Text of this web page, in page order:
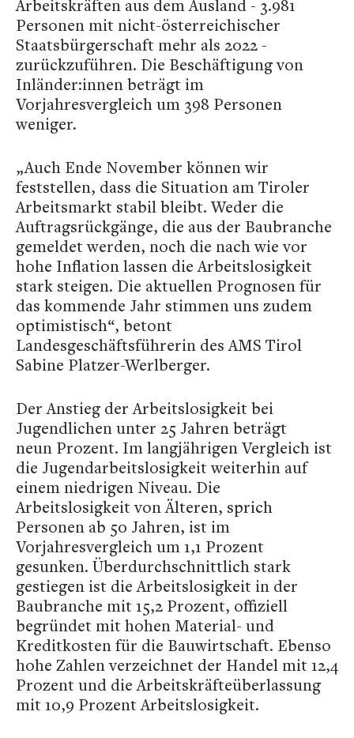
Arbeitskräften aus dem Ausland - 3.981
Personen mit nicht-österreichischer
Staatsbürgerschaft mehr als 2022 -
zurückzuführen. Die Beschäftigung von
Inländer:innen beträgt im
Vorjahresvergleich um 398 Personen
weniger.
„Auch Ende November können wir
feststellen, dass die Situation am Tiroler
Arbeitsmarkt stabil bleibt. Weder die
Auftragsrückgänge, die aus der Baubranche
gemeldet werden, noch die nach wie vor
hohe Inflation lassen die Arbeitslosigkeit
stark steigen. Die aktuellen Prognosen für
das kommende Jahr stimmen uns zudem
optimistisch“, betont
Landesgeschäftsführerin des AMS Tirol
Sabine Platzer-Werlberger.
Der Anstieg der Arbeitslosigkeit bei
Jugendlichen unter 25 Jahren beträgt
neun Prozent. Im langjährigen Vergleich ist
die Jugendarbeitslosigkeit weiterhin auf
einem niedrigen Niveau. Die
Arbeitslosigkeit von Älteren, sprich
Personen ab 50 Jahren, ist im
Vorjahresvergleich um 1,1 Prozent
gesunken. Überdurchschnittlich stark
gestiegen ist die Arbeitslosigkeit in der
Baubranche mit 15,2 Prozent, offiziell
begründet mit hohen Material- und
Kreditkosten für die Bauwirtschaft. Ebenso
hohe Zahlen verzeichnet der Handel mit 12,4
Prozent und die Arbeitskräfteüberlassung
mit 10,9 Prozent Arbeitslosigkeit.